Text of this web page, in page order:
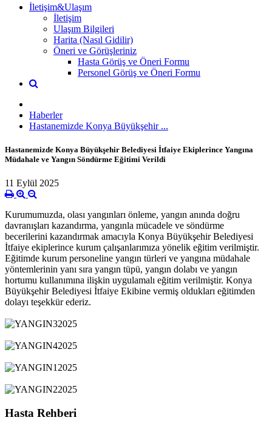
İletişim&Ulaşım
İletişim
Ulaşım Bilgileri
Harita (Nasıl Gidilir)
Öneri ve Görüşleriniz
Hasta Görüş ve Öneri Formu
Personel Görüş ve Öneri Formu
Haberler
Hastanemizde Konya Büyükşehir ...
Hastanemizde Konya Büyükşehir Belediyesi İtfaiye Ekiplerince Yangına
Müdahale ve Yangın Söndürme Eğitimi Verildi
11 Eylül 2025
Kurumumuzda, olası yangınları önleme, yangın anında doğru
davranışları kazandırma, yangınla mücadele ve söndürme
becerilerini kazandırmak amacıyla Konya Büyükşehir Belediyesi
İtfaiye ekiplerince kurum çalışanlarımıza yönelik eğitim verilmiştir.
Eğitimde kurum personeline yangın türleri ve yangına müdahale
yöntemlerinin yanı sıra yangın tüpü, yangın dolabı ve yangın
hortumu kullanımına ilişkin uygulamalı eğitim verilmiştir. Konya
Büyükşehir Belediyesi İtfaiye Ekibine vermiş oldukları eğitimden
dolayı teşekkür ederiz.
Hasta Rehberi